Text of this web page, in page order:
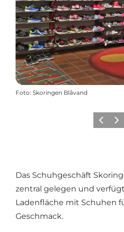
Foto: Skoringen Blåvand
Zurück
Das Schuhgeschäft
zentral gelegen und
Ladenfläche mit Schuhen
Geschmack.